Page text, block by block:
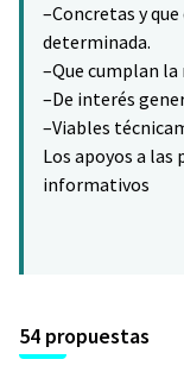
–Concretas y
determinada.
–Que cumplan
–De interés
–Viables
Los apoyos a
informativos
54 propuestas